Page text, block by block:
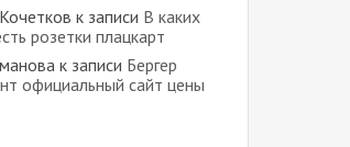
к записи В каких
розетки плацкарт
к записи Бергер
официальный сайт цены